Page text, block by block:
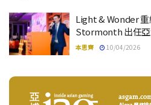
Light & Wonder
Stormonth 出任
本思齊 10/04/2026